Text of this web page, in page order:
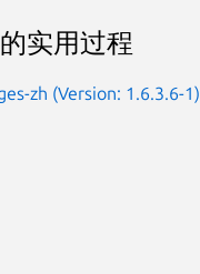
实用过程
zh (Version: 1.6.3.6-1)